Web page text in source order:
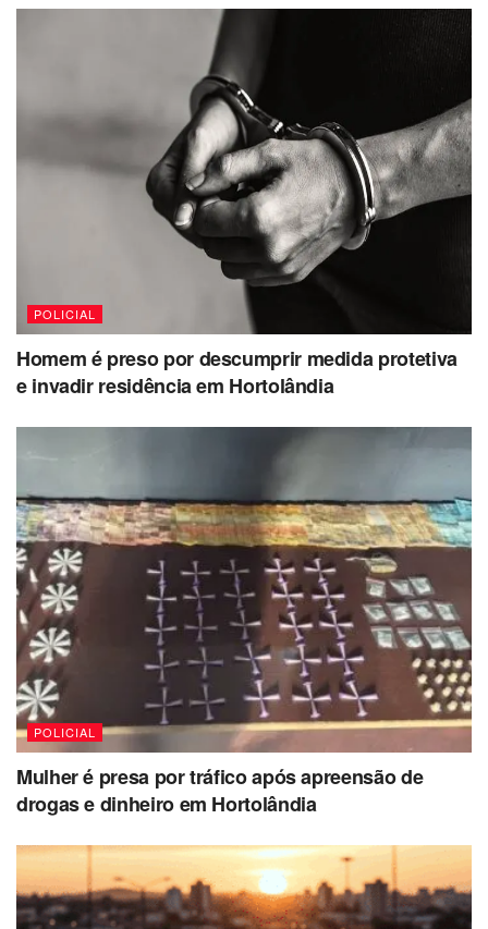
POLICIAL
Homem é preso por descumprir medida protetiva
e invadir residência em Hortolândia
POLICIAL
Mulher é presa por tráfico após apreensão de
drogas e dinheiro em Hortolândia